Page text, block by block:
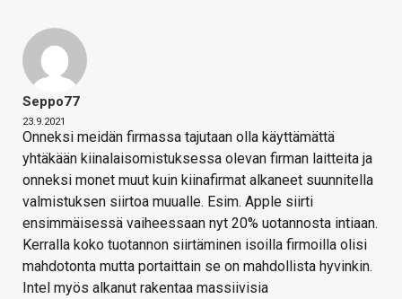
Seppo77
23.9.2021
Onneksi meidän firmassa tajutaan olla käyttämättä
yhtäkään kiinalaisomistuksessa olevan firman laitteita ja
onneksi monet muut kuin kiinafirmat alkaneet suunnitella
valmistuksen siirtoa muualle. Esim. Apple siirti
ensimmäisessä vaiheessaan nyt 20% uotannosta intiaan.
Kerralla koko tuotannon siirtäminen isoilla firmoilla olisi
mahdotonta mutta portaittain se on mahdollista hyvinkin.
Intel myös alkanut rakentaa massiivisia